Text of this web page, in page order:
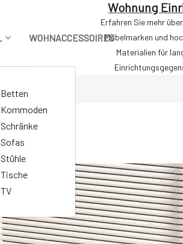
Betten
Kommoden
Schränke
Sofas
Stühle
Tische
TV
WOHNACCESSOIRES
Wohnung
Erfahren Sie mehr
Möbelmarken und
Materialien für